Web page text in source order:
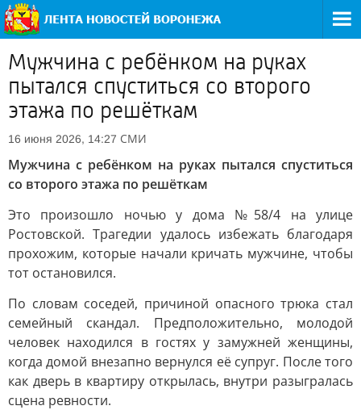
Мужчина с ребёнком на руках
пытался спуститься со второго
этажа по решёткам
16 июня 2026, 14:27 СМИ
Мужчина с ребёнком на руках пытался спуститься
со второго этажа по решёткам
Это произошло ночью у дома №58/4 на улице
Ростовской. Трагедии удалось избежать благодаря
прохожим, которые начали кричать мужчине, чтобы
тот остановился.
По словам соседей, причиной опасного трюка стал
семейный скандал. Предположительно, молодой
человек находился в гостях у замужней женщины,
когда домой внезапно вернулся её супруг. После того
как дверь в квартиру открылась, внутри разыгралась
сцена ревности.